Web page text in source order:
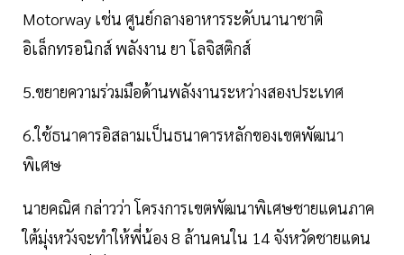
Motorway เช่น ศูนย์กลางอาหารระดับนานาชาติ
อิเล็กทรอนิกส์ พลังงาน ยา โลจิสติกส์
5.ขยายความร่วมมือด้านพลังงานระหว่างสองประเทศ
6.ใช้ธนาคารอิสลามเป็นธนาคารหลักของเขตพัฒนา
พิเศษ
นายคณิศ กล่าวว่า โครงการเขตพัฒนาพิเศษชายแดนภาค
ใต้มุ่งหวังจะทำให้พี่น้อง 8 ล้านคนใน 14 จังหวัดชายแดน